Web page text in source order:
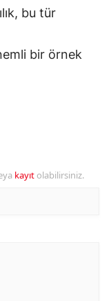
bu tür
bir örnek
kayıt olabilirsiniz.